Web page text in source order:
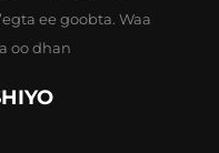
ee goobta. Waa
oo dhan.